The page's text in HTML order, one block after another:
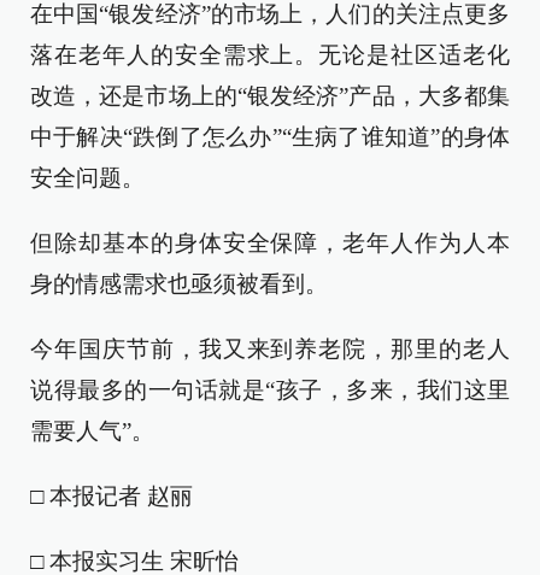
在中国“银发经济”的市场上，人们的关注点更多
落在老年人的安全需求上。无论是社区适老化
改造，还是市场上的“银发经济”产品，大多都集
中于解决“跌倒了怎么办”“生病了谁知道”的身体
安全问题。
但除却基本的身体安全保障，老年人作为人本
身的情感需求也亟须被看到。
今年国庆节前，我又来到养老院，那里的老人
说得最多的一句话就是“孩子，多来，我们这里
需要人气”。
□ 本报记者 赵丽
□ 本报实习生 宋昕怡